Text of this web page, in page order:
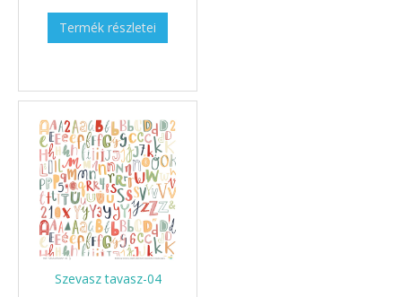
Termék részletei
Szevasz tavasz-04